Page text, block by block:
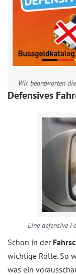
Wir beantworten
Defensives
Eine defensive
Schon in der
wichtige Rolle. So
was ein